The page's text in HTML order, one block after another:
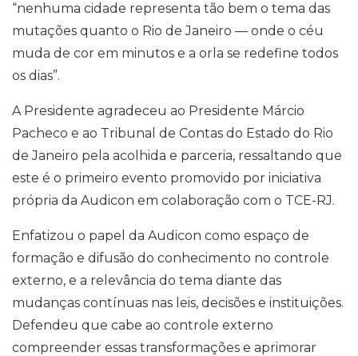
“nenhuma cidade representa tão bem o tema das
mutações quanto o Rio de Janeiro — onde o céu
muda de cor em minutos e a orla se redefine todos
os dias”.
A Presidente agradeceu ao Presidente Márcio
Pacheco e ao Tribunal de Contas do Estado do Rio
de Janeiro pela acolhida e parceria, ressaltando que
este é o primeiro evento promovido por iniciativa
própria da Audicon em colaboração com o TCE-RJ.
Enfatizou o papel da Audicon como espaço de
formação e difusão do conhecimento no controle
externo, e a relevância do tema diante das
mudanças contínuas nas leis, decisões e instituições.
Defendeu que cabe ao controle externo
compreender essas transformações e aprimorar